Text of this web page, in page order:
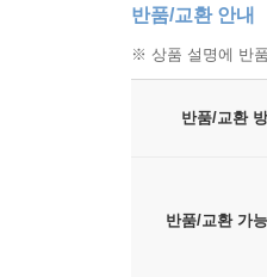
반품/교환 안내
※ 상품 설명에 반
반품/교환
반품/교환 가